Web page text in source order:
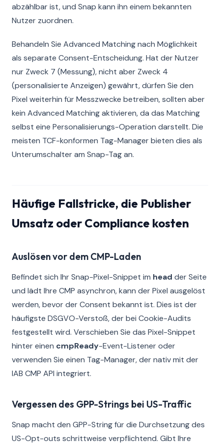
abzählbar ist, und Snap kann ihn einem bekannten
Nutzer zuordnen.
Behandeln Sie Advanced Matching nach Möglichkeit
als separate Consent-Entscheidung. Hat der Nutzer
nur Zweck 7 (Messung), nicht aber Zweck 4
(personalisierte Anzeigen) gewährt, dürfen Sie den
Pixel weiterhin für Messzwecke betreiben, sollten aber
kein Advanced Matching aktivieren, da das Matching
selbst eine Personalisierungs-Operation darstellt. Die
meisten TCF-konformen Tag-Manager bieten dies als
Unterumschalter am Snap-Tag an.
Häufige Fallstricke, die Publisher
Umsatz oder Compliance kosten
Auslösen vor dem CMP-Laden
Befindet sich Ihr Snap-Pixel-Snippet im head der Seite
und lädt Ihre CMP asynchron, kann der Pixel ausgelöst
werden, bevor der Consent bekannt ist. Dies ist der
häufigste DSGVO-Verstoß, der bei Cookie-Audits
festgestellt wird. Verschieben Sie das Pixel-Snippet
hinter einen cmpReady-Event-Listener oder
verwenden Sie einen Tag-Manager, der nativ mit der
IAB CMP API integriert.
Vergessen des GPP-Strings bei US-Traffic
Snap macht den GPP-String für die Durchsetzung des
US-Opt-outs schrittweise verpflichtend. Gibt Ihre